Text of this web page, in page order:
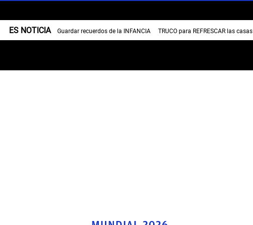
ES NOTICIA Guardar recuerdos de la INFANCIA TRUCO para REFRESCAR las casas